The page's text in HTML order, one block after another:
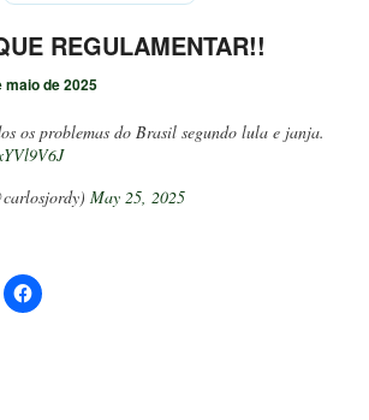
REGULAMENTAR!!
maio de 2025
os problemas do Brasil segundo lula e janja.
May 25, 2025